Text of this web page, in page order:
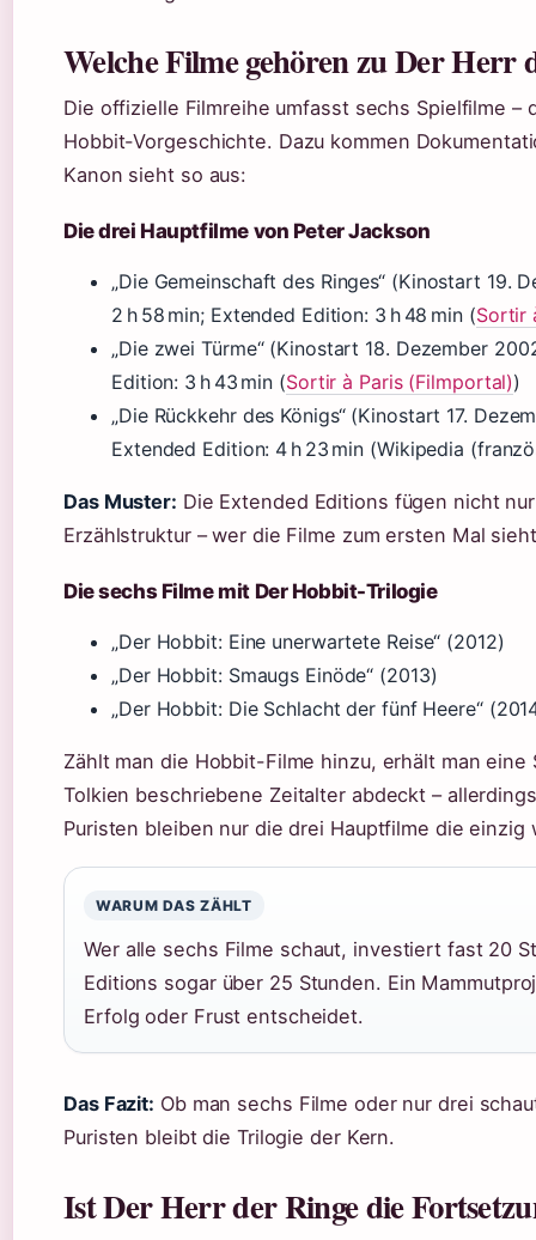
Welche Filme gehören zu Der Herr
Die offizielle Filmreihe umfasst sechs Spielfilme –
Hobbit-Vorgeschichte. Dazu kommen
Kanon sieht so aus:
Die drei Hauptfilme von Peter Jackson
„Die Gemeinschaft des Ringes“ (Kinostart 19.
2 h 58 min; Extended Edition: 3 h 48 min (Sortir
„Die zwei Türme“ (Kinostart 18. Dezember
Edition: 3 h 43 min (Sortir à Paris (Filmportal))
„Die Rückkehr des Königs“ (Kinostart 17.
Extended Edition: 4 h 23 min (Wikipedia
Das Muster: Die Extended Editions fügen nicht
Erzählstruktur – wer die Filme zum ersten Mal
Die sechs Filme mit Der Hobbit-Trilogie
„Der Hobbit: Eine unerwartete Reise“ (2012)
„Der Hobbit: Smaugs Einöde“ (2013)
„Der Hobbit: Die Schlacht der fünf Heere“
Zählt man die Hobbit-Filme hinzu, erhält man
Tolkien beschriebene Zeitalter abdeckt –
Puristen bleiben nur die drei Hauptfilme die einzig
WARUM DAS ZÄHLT
Wer alle sechs Filme schaut, investiert fast 20
Editions sogar über 25 Stunden. Ein
Erfolg oder Frust entscheidet.
Das Fazit: Ob man sechs Filme oder nur drei
Puristen bleibt die Trilogie der Kern.
Ist Der Herr der Ringe die